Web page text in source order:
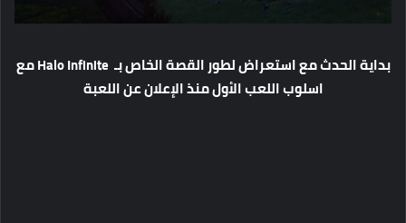
بداية الحدث مع استعراض لطور القصة الخاص بـ Halo Infinite مع
اسلوب اللعب الأول منذ الإعلان عن اللعبة